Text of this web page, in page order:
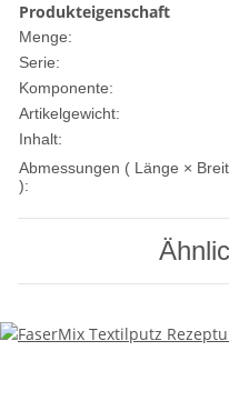
Produkteigenschaft
Menge:
Serie:
Komponente:
Artikelgewicht:
Inhalt:
Abmessungen ( Länge ×
):